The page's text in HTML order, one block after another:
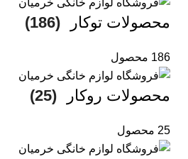
محصولات توکار (186)
186 محصول
محصولات روکار (25)
25 محصول